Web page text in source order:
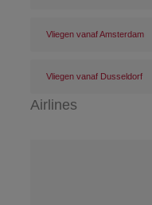
Vliegen vanaf Amsterdam
Vliegen vanaf Dusseldorf
Airlines